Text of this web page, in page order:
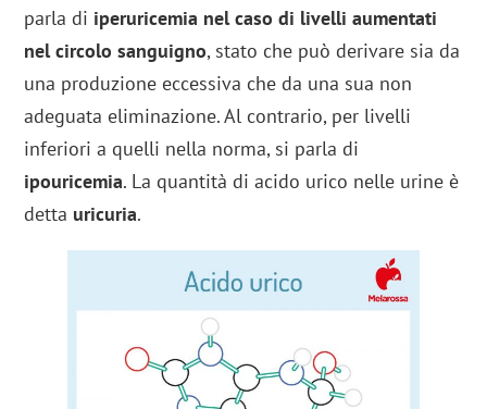
parla di iperuricemia nel caso di livelli aumentati
nel circolo sanguigno, stato che può derivare sia da
una produzione eccessiva che da una sua non
adeguata eliminazione. Al contrario, per livelli
inferiori a quelli nella norma, si parla di
ipouricemia. La quantità di acido urico nelle urine è
detta uricuria.